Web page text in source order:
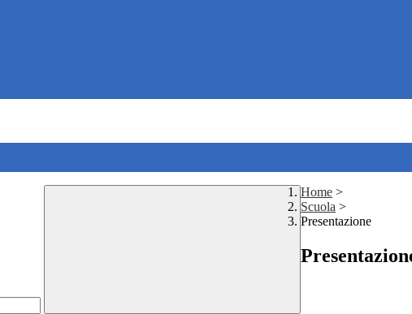
Home >
Scuola >
Presentazione